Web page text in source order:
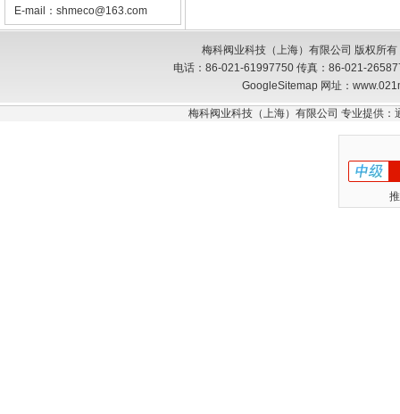
E-mail： shmeco@163.com
梅科阀业科技（上海）有限公司 版权所
电话：86-021-61997750 传真：86-021-
GoogleSitemap网址：
梅科阀业科技（上海）有限公司 专业提供